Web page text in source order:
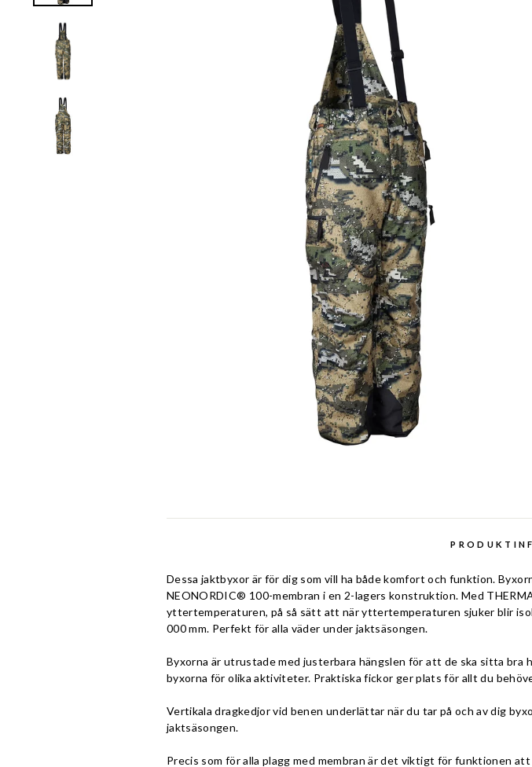
Dessa jaktbyxor är för dig som vill ha både komfort och funktion.
NEONORDIC® 100-membran i en 2-lagers konstruktion. Med
yttertemperaturen, på så sätt att när yttertemperaturen sjuker blir
000 mm. Perfekt för alla väder under jaktsäsongen.
Byxorna är utrustade med justerbara hängslen för att de ska sitta
byxorna för olika aktiviteter. Praktiska fickor ger plats för allt du
Vertikala dragkedjor vid benen underlättar när du tar på och av dig
jaktsäsongen.
Precis som för alla plagg med membran är det viktigt för funktionen